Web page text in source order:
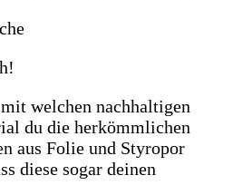
welchen nachhaltigen
du die herkömmlichen
aus Folie und Styropor
diese sogar deinen